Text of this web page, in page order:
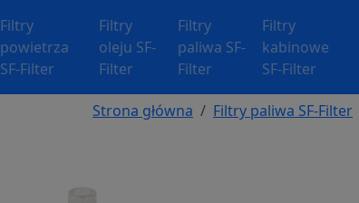
Filtry
powietrza
SF-Filter
Filtry
oleju SF-
Filter
Filtry
paliwa SF-
Filter
Filtry
kabinowe
SF-Filter
Strona główna Filtry paliwa SF-Filter